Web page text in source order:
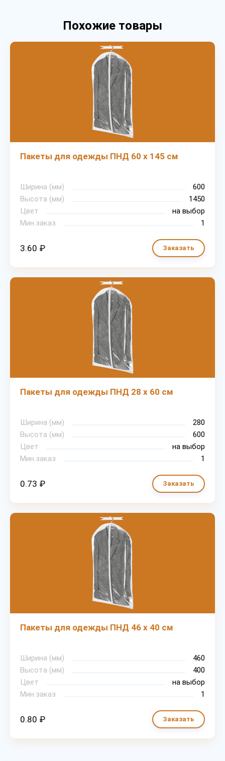
Похожие товары
Пакеты для одежды ПНД 60 х 145 см
Ширина (мм)
600
Высота (мм)
1450
Цвет
на выбор
Мин.заказ
1
3.60 ₽ Заказать
Пакеты для одежды ПНД 28 х 60 см
Ширина (мм)
280
Высота (мм)
600
Цвет
на выбор
Мин.заказ
1
0.73 ₽ Заказать
Пакеты для одежды ПНД 46 х 40 см
Ширина (мм)
460
Высота (мм)
400
Цвет
на выбор
Мин.заказ
1
0.80 ₽ Заказать